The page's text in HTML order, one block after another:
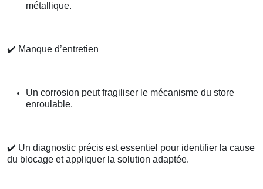
métallique.
✔️ Manque d’entretien
Un corrosion peut fragiliser le mécanisme du store
enroulable.
✔️ Un diagnostic précis est essentiel pour identifier la cause
du blocage et appliquer la solution adaptée.